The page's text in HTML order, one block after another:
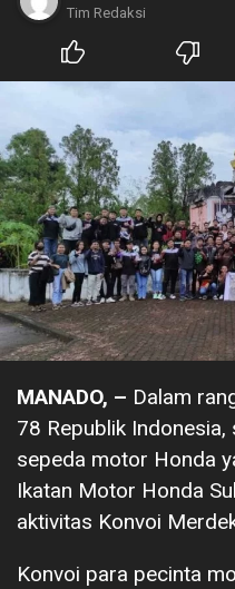
Tim Redaksi
MANADO, – Dalam
78 Republik
sepeda motor Honda
Ikatan Motor Honda
aktivitas Konvoi
Konvoi para pecinta